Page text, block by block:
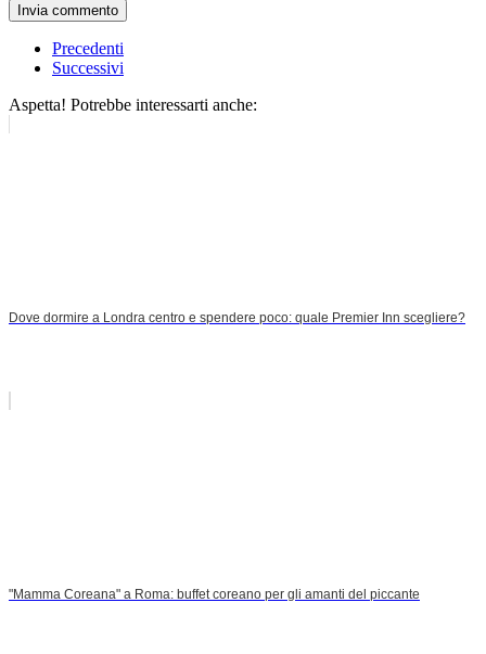
Invia commento
Precedenti
Successivi
Aspetta! Potrebbe interessarti anche:
Dove dormire a Londra centro e spendere poco: quale Premier Inn scegliere?
"Mamma Coreana" a Roma: buffet coreano per gli amanti del piccante